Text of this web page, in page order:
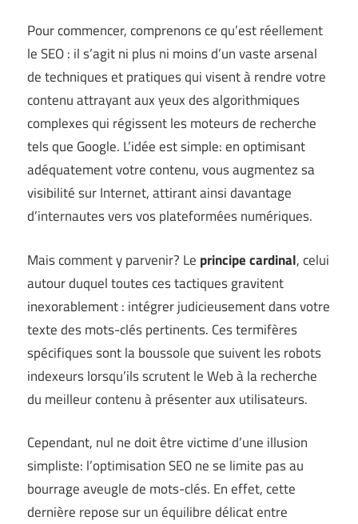
Pour commencer, comprenons ce qu’est réellement
le SEO : il s’agit ni plus ni moins d’un vaste arsenal
de techniques et pratiques qui visent à rendre votre
contenu attrayant aux yeux des algorithmiques
complexes qui régissent les moteurs de recherche
tels que Google. L’idée est simple: en optimisant
adéquatement votre contenu, vous augmentez sa
visibilité sur Internet, attirant ainsi davantage
d’internautes vers vos plateformées numériques.
Mais comment y parvenir? Le principe cardinal, celui
autour duquel toutes ces tactiques gravitent
inexorablement : intégrer judicieusement dans votre
texte des mots-clés pertinents. Ces termifères
spécifiques sont la boussole que suivent les robots
indexeurs lorsqu’ils scrutent le Web à la recherche
du meilleur contenu à présenter aux utilisateurs.
Cependant, nul ne doit être victime d’une illusion
simpliste: l’optimisation SEO ne se limite pas au
bourrage aveugle de mots-clés. En effet, cette
dernière repose sur un équilibre délicat entre